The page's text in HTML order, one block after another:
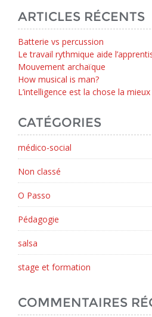
ARTICLES RÉCENTS
Batterie vs percussion
Le travail rythmique aide
Mouvement archaïque
How musical is man?
L’intelligence est la chose la
CATÉGORIES
médico-social
Non classé
O Passo
Pédagogie
salsa
stage et formation
COMMENTAIRES